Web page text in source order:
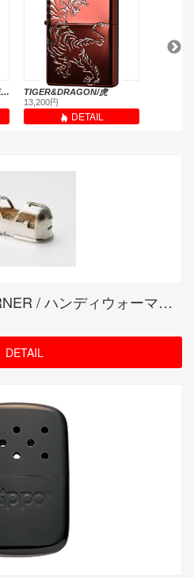
SLIM BRUSHED CHROME / スリム クローム サテーナ
TIGER&DRAGON/虎
13,200円
DETAIL
HANDY WARMER BURNER / ハンディウォーマー交換用バーナー
DETAIL